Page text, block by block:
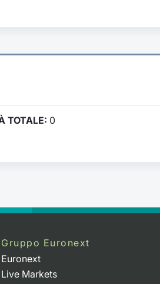
TOTALE: 0
Gruppo Euronext
Euronext
Live Markets